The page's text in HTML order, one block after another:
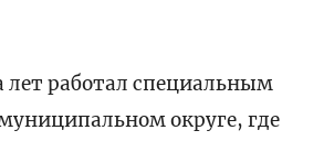
лет работал специальным
округе, где